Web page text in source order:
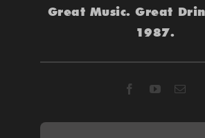
Great Music. Great
1987.